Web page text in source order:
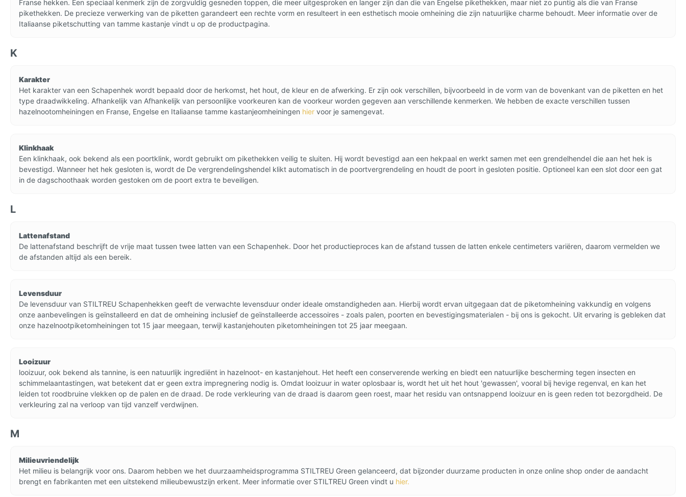
Franse hekken. Een speciaal kenmerk zijn de zorgvuldig gesneden toppen, die meer uitgesproken en langer zijn dan die van Engelse pikethekken, maar niet zo puntig als die van Franse
pikethekken. De precieze verwerking van de piketten garandeert een rechte vorm en resulteert in een esthetisch mooie omheining die zijn natuurlijke charme behoudt. Meer informatie over de
Italiaanse piketschutting van tamme kastanje vindt u op de productpagina.
K
Karakter
Het karakter van een Schapenhek wordt bepaald door de herkomst, het hout, de kleur en de afwerking. Er zijn ook verschillen, bijvoorbeeld in de vorm van de bovenkant van de piketten en het
type draadwikkeling. Afhankelijk van Afhankelijk van persoonlijke voorkeuren kan de voorkeur worden gegeven aan verschillende kenmerken. We hebben de exacte verschillen tussen
hazelnootomheiningen en Franse, Engelse en Italiaanse tamme kastanjeomheiningen hier voor je samengevat.
Klinkhaak
Een klinkhaak, ook bekend als een poortklink, wordt gebruikt om pikethekken veilig te sluiten. Hij wordt bevestigd aan een hekpaal en werkt samen met een grendelhendel die aan het hek is
bevestigd. Wanneer het hek gesloten is, wordt de De vergrendelingshendel klikt automatisch in de poortvergrendeling en houdt de poort in gesloten positie. Optioneel kan een slot door een gat
in de dagschoothaak worden gestoken om de poort extra te beveiligen.
L
Lattenafstand
De lattenafstand beschrijft de vrije maat tussen twee latten van een Schapenhek. Door het productieproces kan de afstand tussen de latten enkele centimeters variëren, daarom vermelden we
de afstanden altijd als een bereik.
Levensduur
De levensduur van STILTREU Schapenhekken geeft de verwachte levensduur onder ideale omstandigheden aan. Hierbij wordt ervan uitgegaan dat de piketomheining vakkundig en volgens
onze aanbevelingen is geïnstalleerd en dat de omheining inclusief de geïnstalleerde accessoires - zoals palen, poorten en bevestigingsmaterialen - bij ons is gekocht. Uit ervaring is gebleken dat
onze hazelnootpiketomheiningen tot 15 jaar meegaan, terwijl kastanjehouten piketomheiningen tot 25 jaar meegaan.
Looizuur
looizuur, ook bekend als tannine, is een natuurlijk ingrediënt in hazelnoot- en kastanjehout. Het heeft een conserverende werking en biedt een natuurlijke bescherming tegen insecten en
schimmelaantastingen, wat betekent dat er geen extra impregnering nodig is. Omdat looizuur in water oplosbaar is, wordt het uit het hout 'gewassen', vooral bij hevige regenval, en kan het
leiden tot roodbruine vlekken op de palen en de draad. De rode verkleuring van de draad is daarom geen roest, maar het residu van ontsnappend looizuur en is geen reden tot bezorgdheid. De
verkleuring zal na verloop van tijd vanzelf verdwijnen.
M
Milieuvriendelijk
Het milieu is belangrijk voor ons. Daarom hebben we het duurzaamheidsprogramma STILTREU Green gelanceerd, dat bijzonder duurzame producten in onze online shop onder de aandacht
brengt en fabrikanten met een uitstekend milieubewustzijn erkent. Meer informatie over STILTREU Green vindt u hier.